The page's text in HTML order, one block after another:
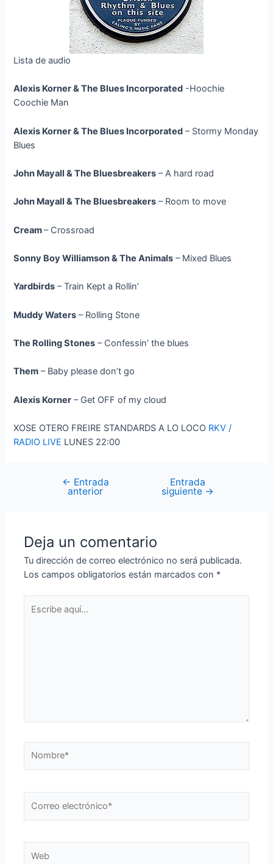
Lista de audio
Alexis Korner & The Blues Incorporated -Hoochie
Coochie Man
Alexis Korner & The Blues Incorporated – Stormy Monday
Blues
John Mayall & The Bluesbreakers – A hard road
John Mayall & The Bluesbreakers – Room to move
Cream– Crossroad
Sonny Boy Williamson & The Animals – Mixed Blues
Yardbirds – Train Kept a Rollin’
Muddy Waters – Rolling Stone
The Rolling Stones – Confessin’ the blues
Them – Baby please don’t go
Alexis Korner – Get OFF of my cloud
XOSE OTERO FREIRE STANDARDS A LO LOCO RKV /
RADIO LIVE LUNES 22:00
Navegación
← Entrada
anterior
Entrada
siguiente →
Deja un comentario
Tu dirección de correo electrónico no será publicada.
Los campos obligatorios están marcados con *
aquí...
electrónico*